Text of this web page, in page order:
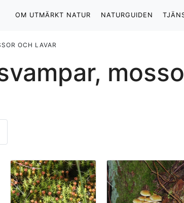
OM UTMÄRKT NATUR NATURGUIDEN
OCH LAVAR